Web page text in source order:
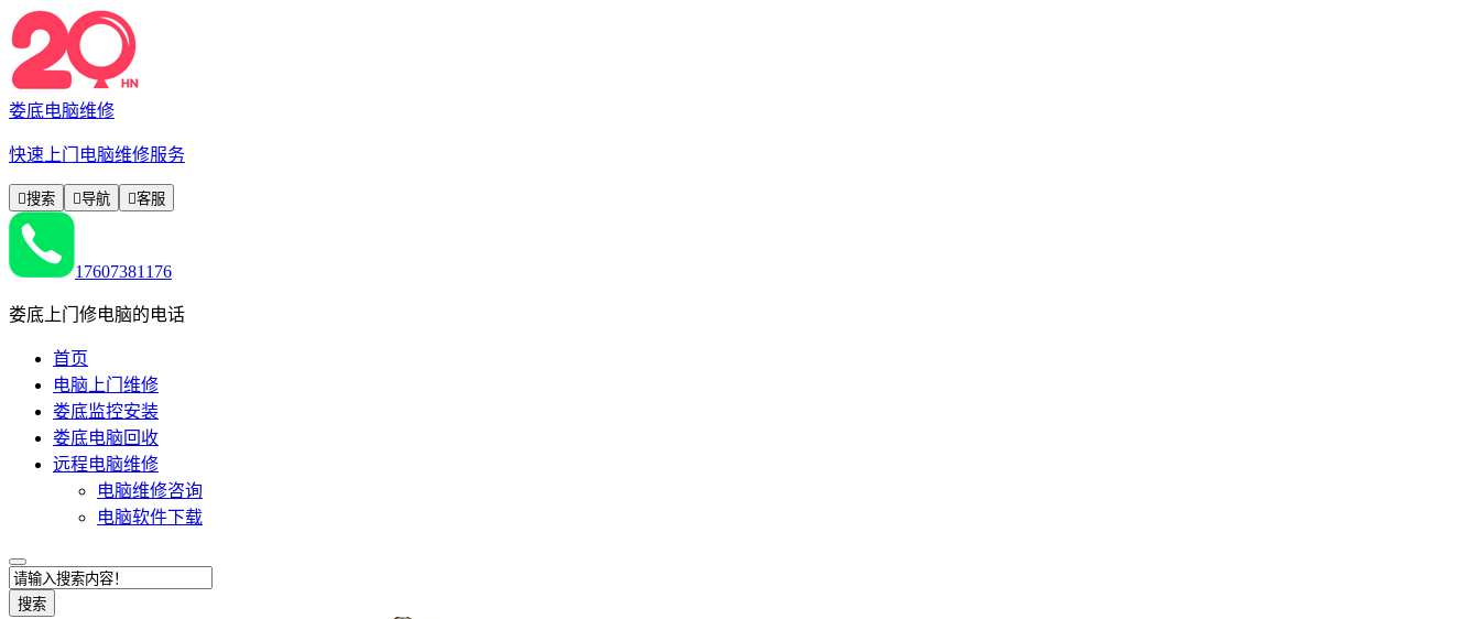
娄底电脑维修
快速上门电脑维修服务
搜索 导航 客服
17607381176
娄底上门修电脑的电话
首页
电脑上门维修
娄底监控安装
娄底电脑回收
远程电脑维修
电脑维修咨询
电脑软件下载
搜索